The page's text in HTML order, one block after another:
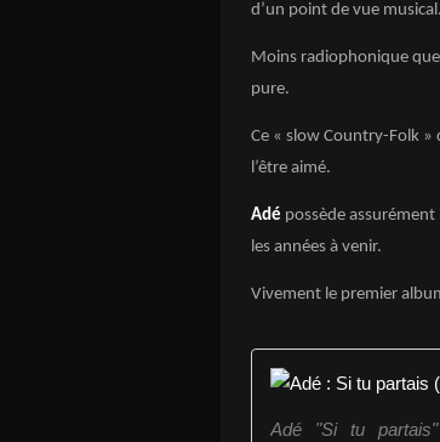
d’un point de vue musical.
Moins radiophonique
pure.
Ce « slow Country-Folk »
l’être aimé.
Adé possède
les années à venir.
Vivement le premier
Adé "Si tu partais"